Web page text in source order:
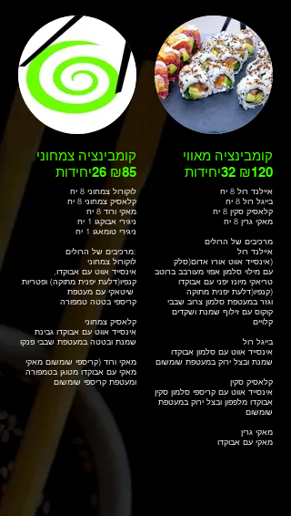
קומבינציה צמחוני
₪85 26יחידות
לוקורול צמחוני 8 יח
קלאסיק צמחוני 8 יח
מאקי ורוד 8 יח
ניגירי אבוקגו 1 יח
ניגירי טומאגו 1 יח
מרכיבים של הרולים:
לוקורול צמחוני
אינסייד אווט עם אבוקדו,
קנפיו(דלעת יפנית מתוקה) ופטריות
קריספי בטטה טמפורה
קלאסיק צמחוני
אינסייד אווט עם אבוקדו גבינת
שמנת ובטטה במעטפת שבבי פנקו
מאקי ורוד (קריספי שומשום מאקי
מאקי עם אבוקדו מטוגן בטמפורה
ומעטפת קריספי שומשום
קומבינציה מאווי
₪120 32יחידות
איילנד רול 8 יח
בייגל רול 8 יח
קלאסיק סקין 8 יח
מאקי גרין 8 יח
מרכיבים של הרולים
איילנד רול
אינסייד אווט אורז אדום(סלק)
עם מילוי סלמון אפוי מעורבב ברוטב
טריאקי מיונז יפני עם אבוקדו
קנפיו(דלעת יפנית מתוקה)
וגזר במעטפת סלמון צרוב שבבי
קוקוס עם זילוף שמנת ושקדים
קלויים
בייגל רול
אינסייד אווט עם סלמון אבוקדו
שמנת ובצל ירוק במעטפת שומשום
קלאסיק סקין
אינסייד אווט עם קריספי סלמון סקין
אבוקדו מלפפון ובצל ירוק במעטפת
שומשום
מאקי גרין
מאקי עם אבוקדו